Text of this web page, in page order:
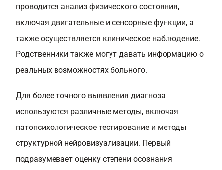
проводится анализ физического состояния,
включая двигательные и сенсорные функции, а
также осуществляется клиническое наблюдение.
Родственники также могут давать информацию о
реальных возможностях больного.
Для более точного выявления диагноза
используются различные методы, включая
патопсихологическое тестирование и методы
структурной нейровизуализации. Первый
подразумевает оценку степени осознания